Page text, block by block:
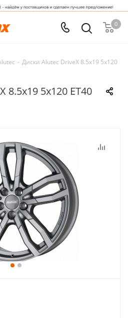
0
- Диски Alutec DriveX 8.5x19 5x120
8.5x19 5x120 ET40